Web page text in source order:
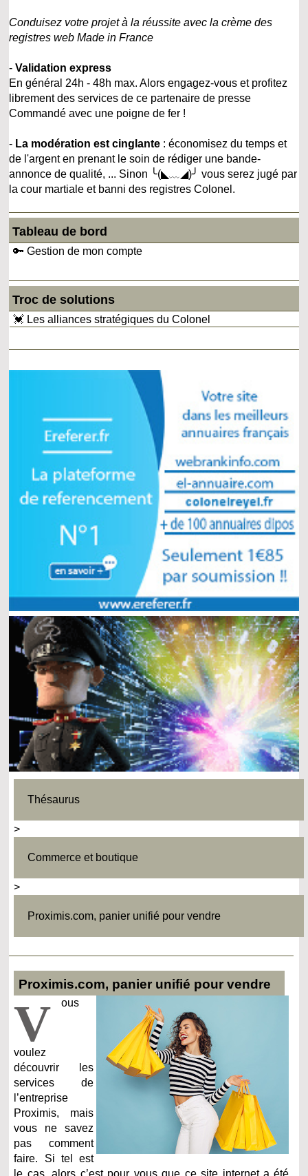
Conduisez votre projet à la réussite avec la crème des
registres web Made in France
-Validation express
En général 24h - 48h max. Alors engagez-vous et profitez
librement des services de ce partenaire de presse
Commandé avec une poigne de fer !
- La modération est cinglante : économisez du temps et
de l'argent en prenant le soin de rédiger une bande-
annonce de qualité, ... Sinon ╰(◣﹏◢)╯ vous serez jugé par
la cour martiale et banni des registres Colonel.
Tableau de bord
🔑 Gestion de mon compte
Troc de solutions
💓 Les alliances stratégiques du Colonel
Thésaurus
>
Commerce et boutique
>
Proximis.com, panier unifié pour vendre
Proximis.com, panier unifié pour vendre
V ous
voulez
découvrir les
services de
l’entreprise
Proximis, mais
vous ne savez
pas comment
faire. Si tel est
le cas, alors c’est pour vous que ce site internet a été